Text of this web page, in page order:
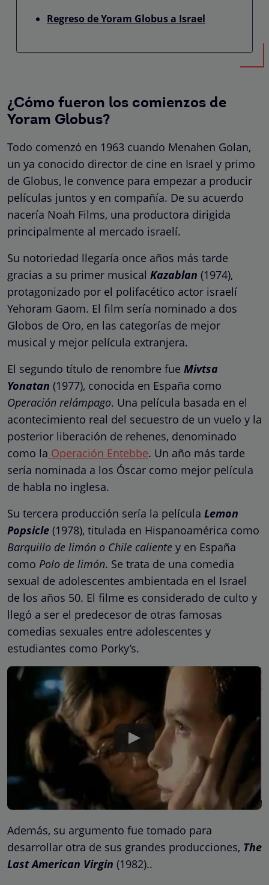
Regreso de Yoram Globus a Israel
¿Cómo fueron los comienzos de
Yoram Globus?
Todo comenzó en 1963 cuando Menahen Golan,
un ya conocido director de cine en Israel y primo
de Globus, le convence para empezar a producir
películas juntos y en compañía. De su acuerdo
nacería Noah Films, una productora dirigida
principalmente al mercado israelí.
Su notoriedad llegaría once años más tarde
gracias a su primer musical Kazablan (1974),
protagonizado por el polifacético actor israelí
Yehoram Gaom. El film sería nominado a dos
Globos de Oro, en las categorías de mejor
musical y mejor película extranjera.
El segundo título de renombre fue Mivtsa
Yonatan (1977), conocida en España como
Operación relámpago. Una película basada en el
acontecimiento real del secuestro de un vuelo y la
posterior liberación de rehenes, denominado
como la Operación Entebbe. Un año más tarde
sería nominada a los Óscar como mejor película
de habla no inglesa.
Su tercera producción sería la película Lemon
Popsicle (1978), titulada en Hispanoamérica como
Barquillo de limón o Chile caliente y en España
como Polo de limón. Se trata de una comedia
sexual de adolescentes ambientada en el Israel
de los años 50. El filme es considerado de culto y
llegó a ser el predecesor de otras famosas
comedias sexuales entre adolescentes y
estudiantes como Porky’s.
Además, su argumento fue tomado para
desarrollar otra de sus grandes producciones, The
Last American Virgin (1982)..